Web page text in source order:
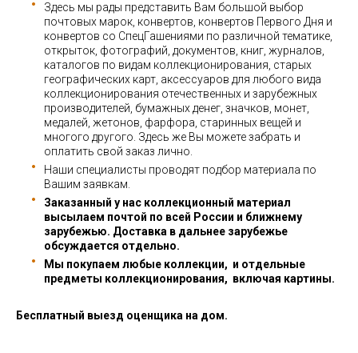
Здесь мы рады представить Вам большой выбор
почтовых марок, конвертов, конвертов Первого Дня и
конвертов со СпецГашениями по различной тематике,
открыток, фотографий, документов, книг, журналов,
каталогов по видам коллекционирования, старых
географических карт, аксессуаров для любого вида
коллекционирования отечественных и зарубежных
производителей, бумажных денег, значков, монет,
медалей, жетонов, фарфора, старинных вещей и
многого другого. Здесь же Вы можете забрать и
оплатить свой заказ лично.
Наши специалисты проводят подбор материала по
Вашим заявкам.
Заказанный у нас коллекционный материал
высылаем почтой по всей России и ближнему
зарубежью. Доставка в дальнее зарубежье
обсуждается отдельно.
Мы покупаем любые коллекции, и отдельные
предметы коллекционирования, включая картины.
Бесплатный выезд оценщика на дом.